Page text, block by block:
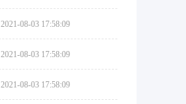
2021-08-03 17:58:09
2021-08-03 17:58:09
2021-08-03 17:58:09